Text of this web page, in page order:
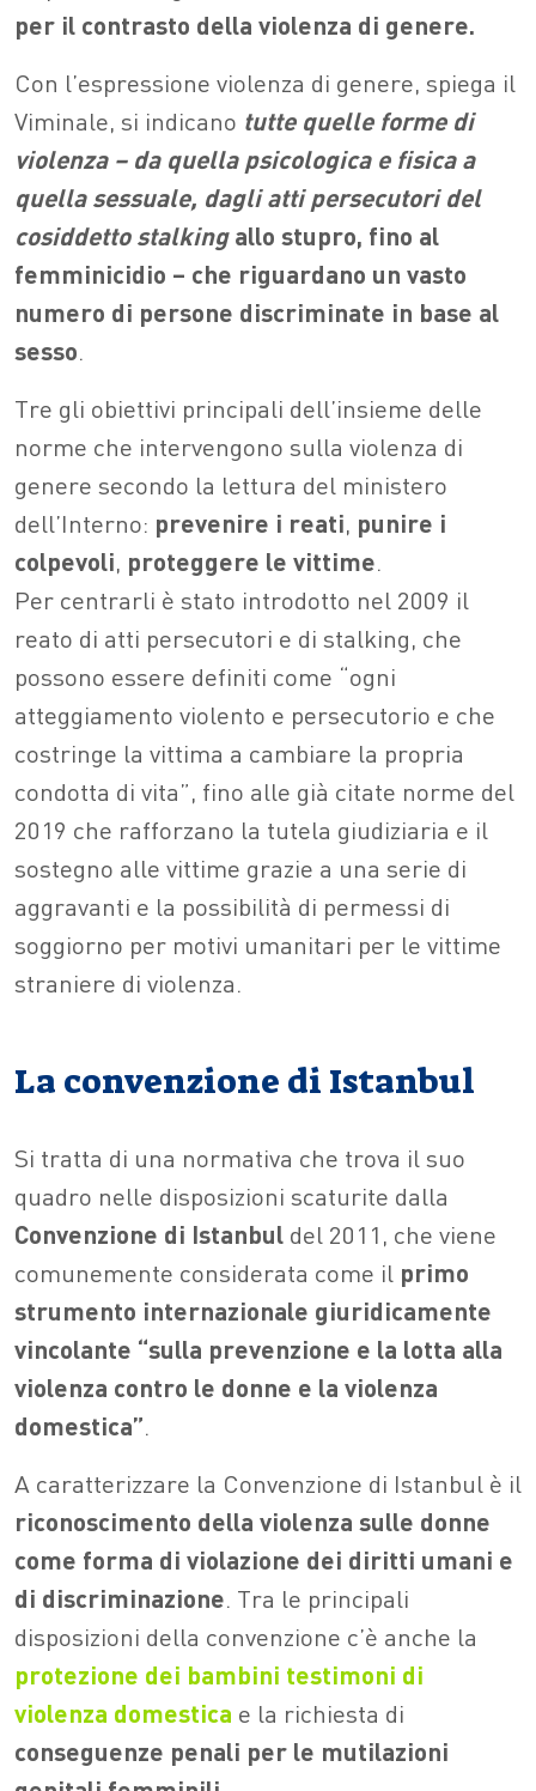
per il contrasto della violenza di genere.
Con l’espressione violenza di genere, spiega il
Viminale, si indicano tutte quelle forme di
violenza – da quella psicologica e fisica a
quella sessuale, dagli atti persecutori del
cosiddetto stalkingallo stupro, fino al
femminicidio – che riguardano un vasto
numero di persone discriminate in base al
sesso.
Tre gli obiettivi principali dell’insieme delle
norme che intervengono sulla violenza di
genere secondo la lettura del ministero
dell’Interno: prevenire i reati, punire i
colpevoli, proteggere le vittime.
Per centrarli è stato introdotto nel 2009 il
reato di atti persecutori e di stalking, che
possono essere definiti come “ogni
atteggiamento violento e persecutorio e che
costringe la vittima a cambiare la propria
condotta di vita”, fino alle già citate norme del
2019 che rafforzano la tutela giudiziaria e il
sostegno alle vittime grazie a una serie di
aggravanti e la possibilità di permessi di
soggiorno per motivi umanitari per le vittime
straniere di violenza.
La convenzione di Istanbul
Si tratta di una normativa che trova il suo
quadro nelle disposizioni scaturite dalla
Convenzione di Istanbul del 2011, che viene
comunemente considerata come il primo
strumento internazionale giuridicamente
vincolante “sulla prevenzione e la lotta alla
violenza contro le donne e la violenza
domestica”.
A caratterizzare la Convenzione di Istanbul è il
riconoscimento della violenza sulle donne
come forma di violazione dei diritti umani e
di discriminazione. Tra le principali
disposizioni della convenzione c’è anche la
protezione dei bambini testimoni di
violenza domestica e la richiesta di
conseguenze penali per le mutilazioni